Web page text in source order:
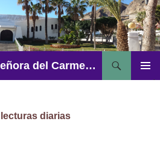
Parroquia Nuestra Señora del Carmen – Aguadulce
diarias